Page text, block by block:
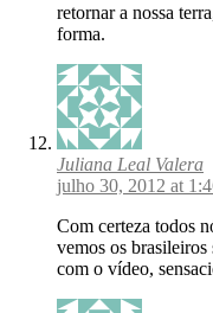
retornar a nossa
forma.
Juliana Leal Valera
julho 30, 2012 at
Com certeza todos
vemos os
com o vídeo,